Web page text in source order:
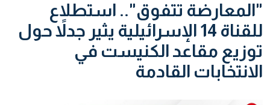
"المعارضة تتفوق".. استطلاع
للقناة 14 الإسرائيلية يثير جدلاً حول
توزيع مقاعد الكنيست في
الانتخابات القادمة